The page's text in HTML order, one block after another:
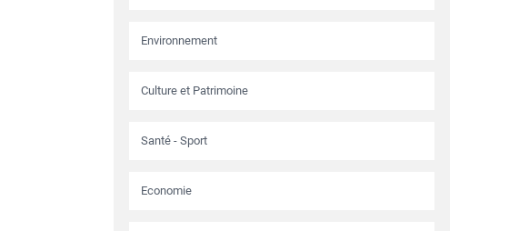
Environnement
Culture et Patrimoine
Santé - Sport
Economie